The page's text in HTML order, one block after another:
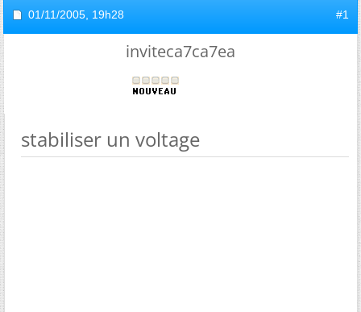
01/11/2005, 19h28 #1
inviteca7ca7ea
stabiliser un voltage